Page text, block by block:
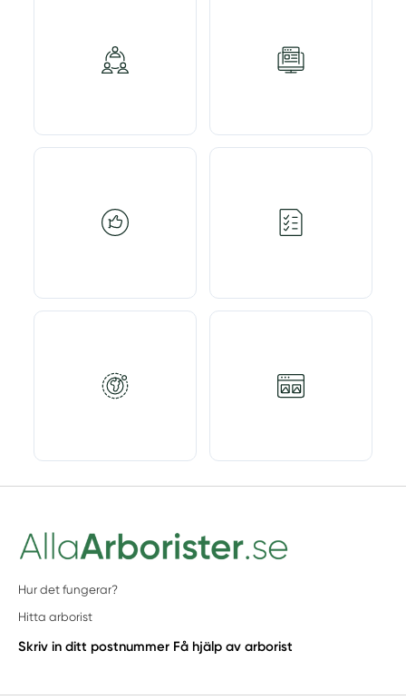
Hur det fungerar?
Hitta arborist
Skriv in ditt postnummer Få hjälp av arborist